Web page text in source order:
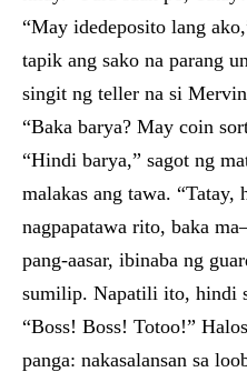
“May idedeposito lang
tapik ang sako na parang
singit ng teller na si
“Baka barya? May coin
“Hindi barya,” sagot ng
malakas ang tawa. “Tatay,
nagpapatawa rito, baka
pang-aasar, ibinaba ng
sumilip. Napatili ito, hindi
“Boss! Boss! Totoo!”
panga: nakasalansan sa